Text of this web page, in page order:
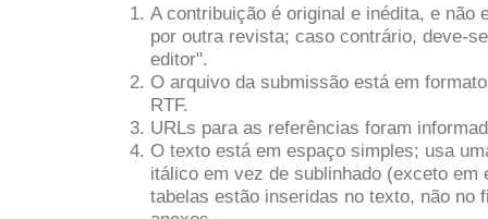
A contribuição é original e inédita, e não
por outra revista; caso contrário, deve-
editor".
O arquivo da submissão está em
RTF.
URLs para as referências foram
O texto está em espaço simples; usa
itálico em vez de sublinhado (exceto
tabelas estão inseridas no texto, não no